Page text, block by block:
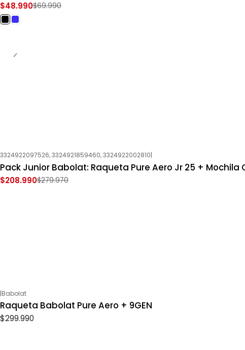
$48.990$69.990
-25% OFF
Nuevo
3324922097526, 3324921859460, 3324922002810|
Pack Junior Babolat: Raqueta Pure Aero Jr 25 +
$208.990$279.970
|Babolat
Raqueta Babolat Pure Aero + 9GEN
$299.990